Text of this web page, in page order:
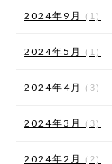
2024年9月 (1)
2024年5月 (1)
2024年4月 (3)
2024年3月 (3)
2024年2月 (2)